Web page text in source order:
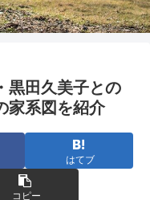
黒田久美子との
家系図を紹介
はてブ
コピー